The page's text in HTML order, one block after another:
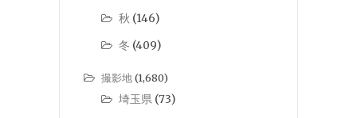
秋 (146)
冬 (409)
撮影地(1,680)
埼玉県 (73)